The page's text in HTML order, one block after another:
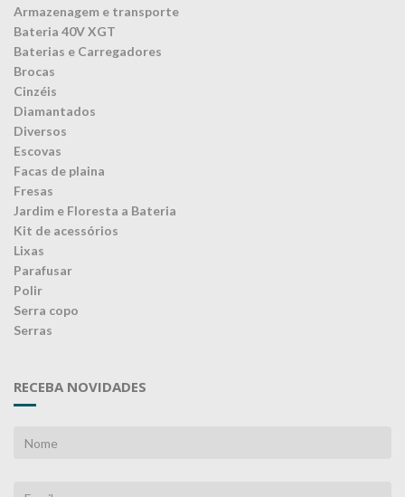
Armazenagem e transporte
Bateria 40V XGT
Baterias e Carregadores
Brocas
Cinzéis
Diamantados
Diversos
Escovas
Facas de plaina
Fresas
Jardim e Floresta a Bateria
Kit de acessórios
Lixas
Parafusar
Polir
Serra copo
Serras
RECEBA NOVIDADES